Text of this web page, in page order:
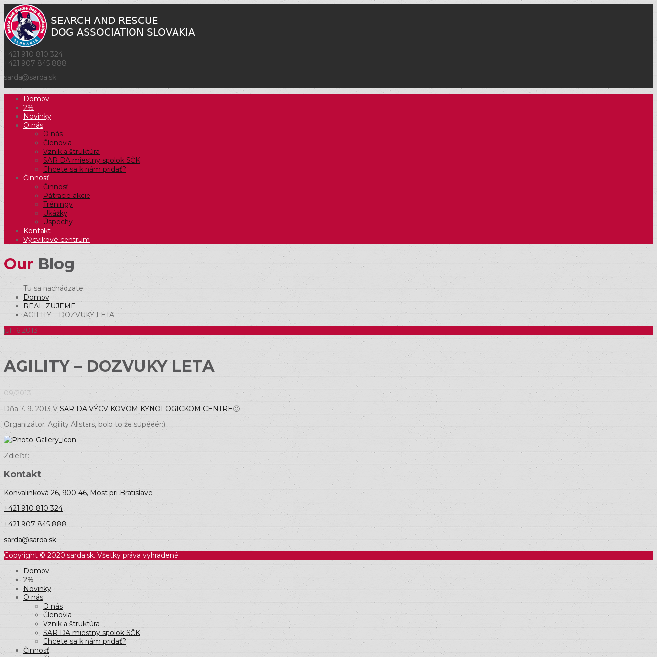
+421 910 810 324
+421 907 845 888
sarda@sarda.sk
Domov
2%
Novinky
O nás
O nás
Členovia
Vznik a štruktúra
SAR DA miestny spolok SČK
Chcete sa k nám pridať?
Činnosť
Činnosť
Pátracie akcie
Tréningy
Ukážky
Úspechy
Kontakt
Výcvikové centrum
Our Blog
Domov
REALIZUJEME
AGILITY – DOZVUKY LETA
júl 16 2013
AGILITY – DOZVUKY LETA
09/2013
Dňa 7. 9. 2013 V SAR DA VÝCVIKOVOM KYNOLOGICKOM CENTRE🙂
Organizátor: Agility Allstars, bolo to že supééér:)
Zdieľať:
Kontakt
Konvalinková 26, 900 46, Most pri Bratislave
+421 910 810 324
+421 907 845 888
sarda@sarda.sk
Copyright © 2020 sarda.sk. Všetky práva vyhradené.
Domov
2%
Novinky
O nás
O nás
Členovia
Vznik a štruktúra
SAR DA miestny spolok SČK
Chcete sa k nám pridať?
Činnosť